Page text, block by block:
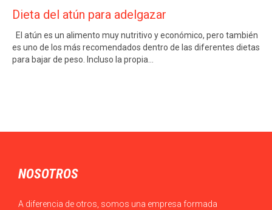
Dieta del atún para adelgazar
El atún es un alimento muy nutritivo y económico, pero también
es uno de los más recomendados dentro de las diferentes dietas
para bajar de peso. Incluso la propia…
NOSOTROS
A diferencia de otros, somos una empresa formada